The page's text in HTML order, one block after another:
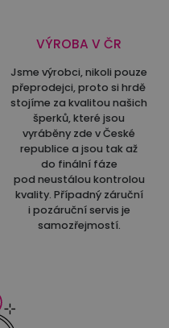
VÝROBA V ČR
Jsme výrobci, nikoli pouze
přeprodejci, proto si hrdě
stojíme za kvalitou našich
šperků, které jsou
vyráběny zde v České
republice a jsou tak až
do finální fáze
pod neustálou kontrolou
kvality. Případný záruční
i pozáruční servis je
samozřejmostí.